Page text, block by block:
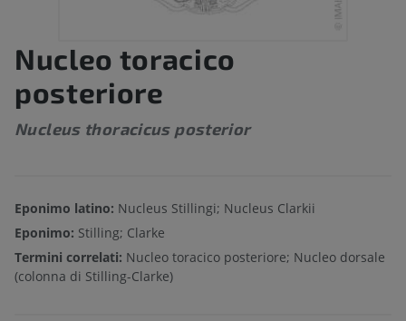
Nucleo toracico
posteriore
Nucleus thoracicus posterior
Eponimo latino: Nucleus Stillingi; Nucleus Clarkii
Eponimo: Stilling; Clarke
Termini correlati: Nucleo toracico posteriore; Nucleo dorsale
(colonna di Stilling-Clarke)